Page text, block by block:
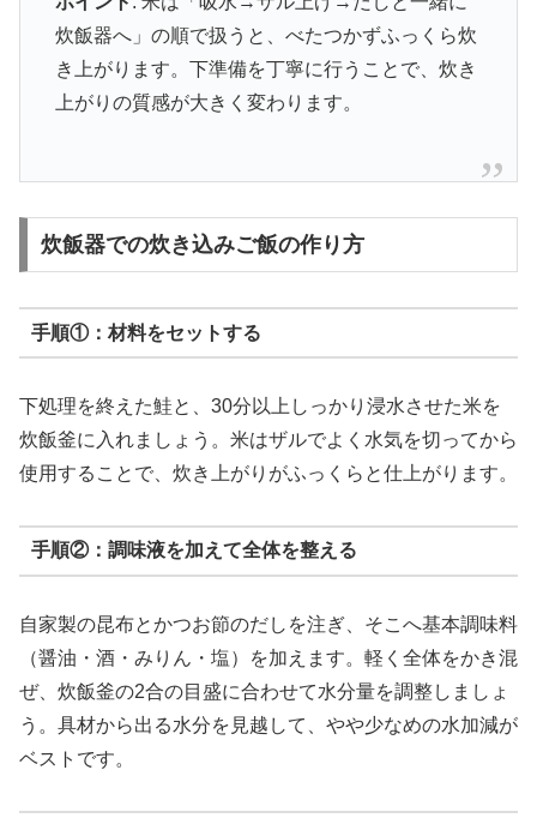
炊飯器へ」の順で扱うと、べたつかずふっくら炊
き上がります。下準備を丁寧に行うことで、炊き
上がりの質感が大きく変わります。
炊飯器での炊き込みご飯の作り方
手順①：材料をセットする
下処理を終えた鮭と、30分以上しっかり浸水させた米を
炊飯釜に入れましょう。米はザルでよく水気を切ってから
使用することで、炊き上がりがふっくらと仕上がります。
手順②：調味液を加えて全体を整える
自家製の昆布とかつお節のだしを注ぎ、そこへ基本調味料
（醤油・酒・みりん・塩）を加えます。軽く全体をかき混
ぜ、炊飯釜の2合の目盛に合わせて水分量を調整しましょ
う。具材から出る水分を見越して、やや少なめの水加減が
ベストです。